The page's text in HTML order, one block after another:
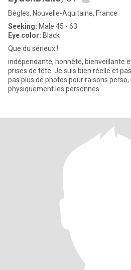
Bègles, Nouvelle-Aquitaine, France
Seeking: Male 45 - 63
Eye color: Black
Que du sérieux !
indépendante, honnête, bienveillante
prises de tête. Je suis bien réelle et pas un fake profil. Je ne mets
pas plus de photos pour raisons
physiquement les personnes.